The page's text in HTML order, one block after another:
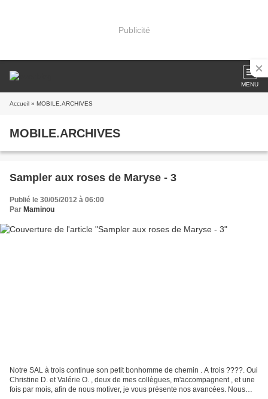
Publicité
MENU
Accueil » MOBILE.ARCHIVES
MOBILE.ARCHIVES
Sampler aux roses de Maryse - 3
Publié le 30/05/2012 à 06:00
Par Maminou
Notre SAL à trois continue son petit bonhomme de chemin . A trois ????. Oui
Christine D. et Valérie O. , deux de mes collègues, m'accompagnent , et une
fois par mois, afin de nous motiver, je vous présente nos avancées. Nous